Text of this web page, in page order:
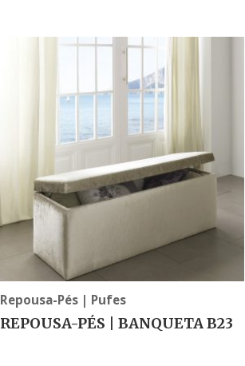
Repousa-Pés | Pufes
REPOUSA-PÉS | BANQUETA B23